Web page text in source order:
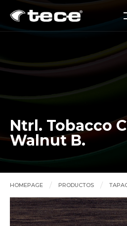
Ntrl. Tobacco
Walnut B.
HOMEPAGE PRODUCTOS
Ntrl. Tobacco Charleston Walnut B.